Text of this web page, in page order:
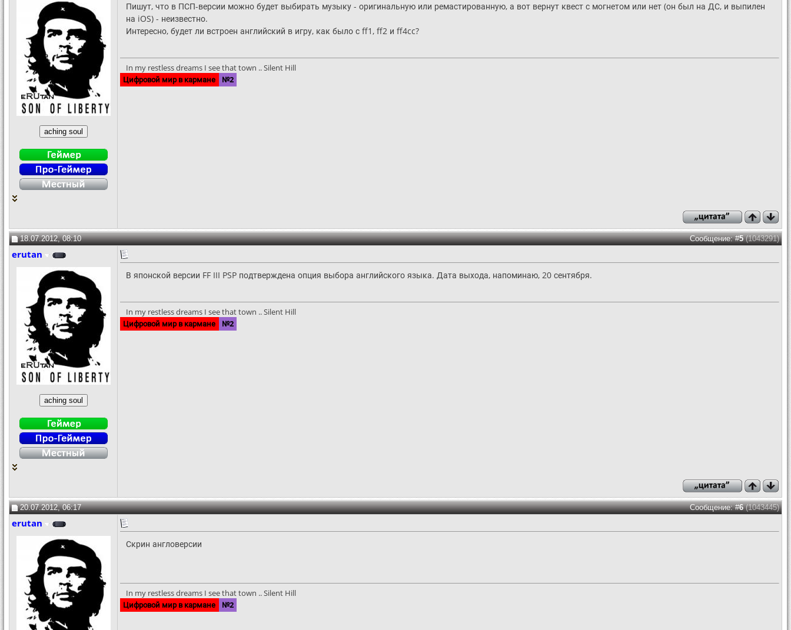
Пишут, что в ПСП-версии можно будет выбирать музыку - оригинальную или ремастированную, а вот вернут квест с могнетом или нет (он был на ДС, и выпилен
на iOS) - неизвестно.
Интересно, будет ли встроен английский в игру, как было с ff1, ff2 и ff4cc?
In my restless dreams I see that town .. Silent Hill
Цифровой мир в кармане
№2
18.07.2012, 08:10 Сообщение: #5(1043291)
erutan
В японской версии FF III PSP подтверждена опция выбора английского языка. Дата выхода, напоминаю, 20 сентября.
In my restless dreams I see that town .. Silent Hill
Цифровой мир в кармане
№2
20.07.2012, 06:17 Сообщение: #6(1043445)
erutan
Скрин англоверсии
In my restless dreams I see that town .. Silent Hill
Цифровой мир в кармане
№2